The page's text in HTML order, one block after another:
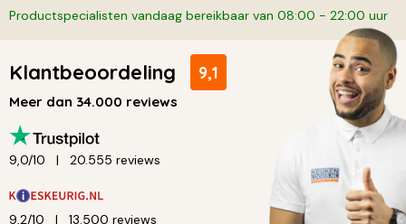
Productspecialisten vandaag bereikbaar van 08:00 - 22:00 uur
Klantbeoordeling 9,1
Meer dan 34.000 reviews
9,0/10 20.555 reviews
9,2/10 13.500 reviews